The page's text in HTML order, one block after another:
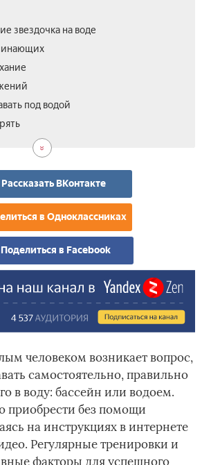
звездочка на воде
под водой
Рассказать ВКонтакте
в Одноклассниках
Поделиться в Facebook
человеком возникает вопрос,
самостоятельно, правильно
в воду: бассейн или водоем.
приобрести без помощи
на инструкциях в интернете
Регулярные тренировки и
факторы для успешного